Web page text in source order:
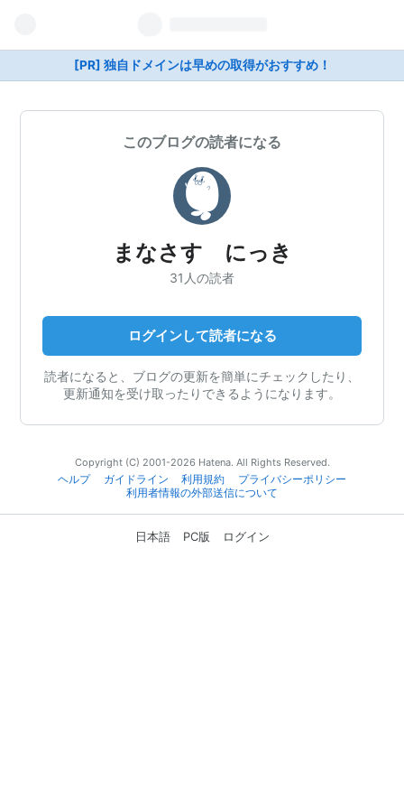
[PR] 独自ドメインは早めの取得がおすすめ！
このブログの読者になる
まなさす にっき
31人の読者
ログインして読者になる
読者になると、ブログの更新を簡単にチェックしたり、
更新通知を受け取ったりできるようになります。
Copyright (C) 2001-2026 Hatena. All Rights Reserved.
ヘルプ
ガイドライン 利用規約
プライバシーポリシー
利用者情報の外部送信について
日本語 PC版 ログイン